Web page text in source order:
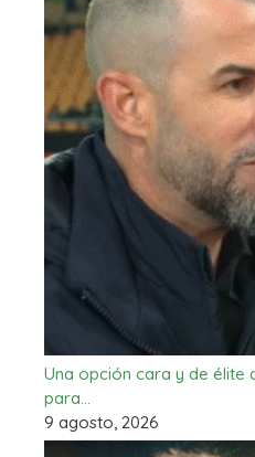
Una opción cara y de élite
para…
9 agosto, 2026